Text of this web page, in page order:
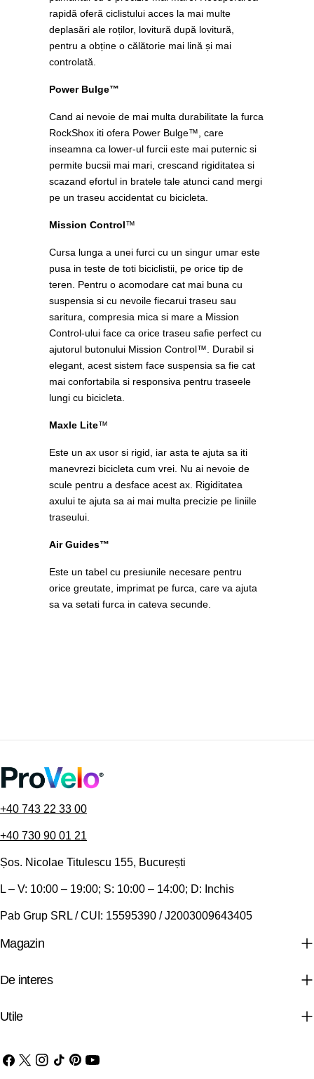
rapidă oferă ciclistului acces la mai multe
deplasări ale roților, lovitură după lovitură,
pentru a obține o călătorie mai lină și mai
controlată.
Power Bulge™
Cand ai nevoie de mai multa durabilitate la furca
RockShox iti ofera Power Bulge™, care
inseamna ca lower-ul furcii este mai puternic si
permite bucsii mai mari, crescand rigiditatea si
scazand efortul in bratele tale atunci cand mergi
pe un traseu accidentat cu bicicleta.
Mission Control™
Cursa lunga a unei furci cu un singur umar este
pusa in teste de toti biciclistii, pe orice tip de
teren. Pentru o acomodare cat mai buna cu
suspensia si cu nevoile fiecarui traseu sau
saritura, compresia mica si mare a Mission
Control-ului face ca orice traseu safie perfect cu
ajutorul butonului Mission Control™. Durabil si
elegant, acest sistem face suspensia sa fie cat
mai confortabila si responsiva pentru traseele
lungi cu bicicleta.
Maxle Lite™
Este un ax usor si rigid, iar asta te ajuta sa iti
manevrezi bicicleta cum vrei. Nu ai nevoie de
scule pentru a desface acest ax. Rigiditatea
axului te ajuta sa ai mai multa precizie pe liniile
traseului.
Air Guides™
Este un tabel cu presiunile necesare pentru
orice greutate, imprimat pe furca, care va ajuta
sa va setati furca in cateva secunde.
+40 743 22 33 00
+40 730 90 01 21
Șos. Nicolae Titulescu 155, București
L – V: 10:00 – 19:00; S: 10:00 – 14:00; D: Inchis
Pab Grup SRL / CUI: 15595390 / J2003009643405
Magazin
De interes
Utile
Facebook
X
Instagram
TIC-Pinterest
YouTube